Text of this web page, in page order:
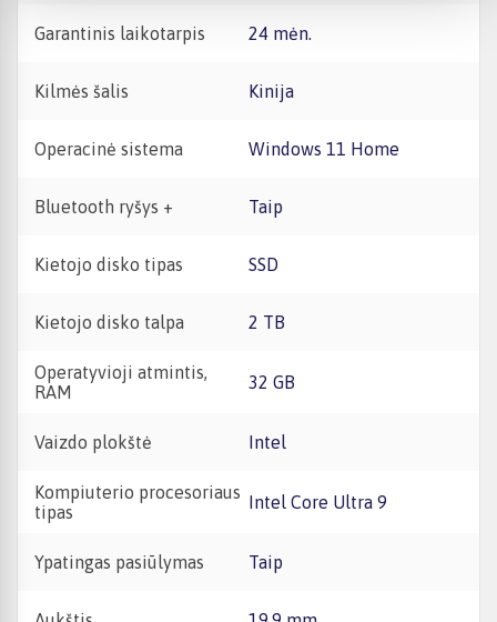
Garantinis laikotarpis 24 mėn.
Kilmės šalis Kinija
Operacinė sistema Windows 11 Home
Bluetooth ryšys + Taip
Kietojo disko tipas SSD
Kietojo disko talpa 2 TB
Operatyvioji atmintis,
RAM
32 GB
Vaizdo plokštė Intel
Kompiuterio procesoriaus
tipas
Intel Core Ultra 9
Ypatingas pasiūlymas Taip